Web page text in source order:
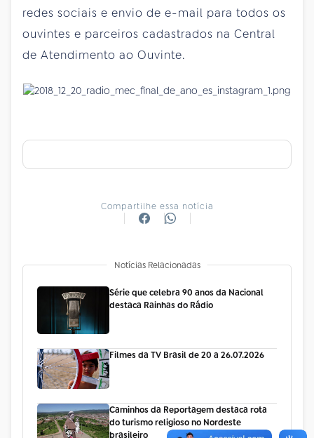
redes sociais e envio de e-mail para todos os
ouvintes e parceiros cadastrados na Central
de Atendimento ao Ouvinte.
Compartilhe essa notícia
Notícias Relacionadas
Série que celebra 90 anos da Nacional
destaca Rainhas do Rádio
Filmes da TV Brasil de 20 a 26.07.2026
Caminhos da Reportagem destaca rota
do turismo religioso no Nordeste
brasileiro